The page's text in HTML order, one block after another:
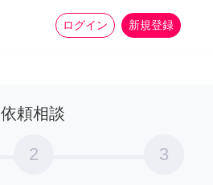
ログイン 新規登録
家事 more_horiz
依頼相談
2 3